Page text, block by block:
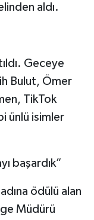
aldı.
Geceye
Bulut, Ömer
TikTok
ünlü isimler
başardık”
ödülü alan
Müdürü